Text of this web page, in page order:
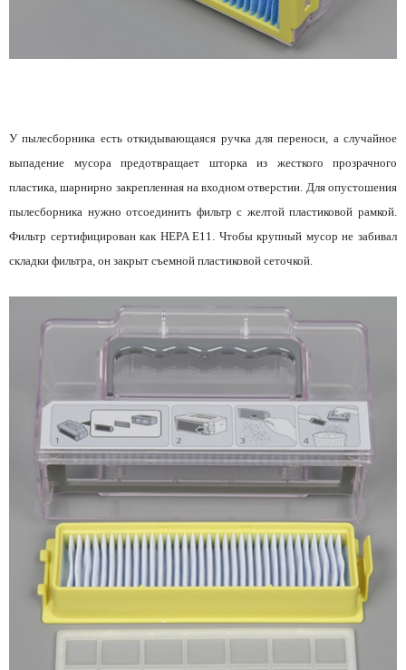
У пылесборника есть откидывающаяся ручка для переноси, а случайное
выпадение мусора предотвращает шторка из жесткого прозрачного
пластика, шарнирно закрепленная на входном отверстии. Для опустошения
пылесборника нужно отсоединить фильтр с желтой пластиковой рамкой.
Фильтр сертифицирован как HEPA E11. Чтобы крупный мусор не забивал
складки фильтра, он закрыт съемной пластиковой сеточкой.